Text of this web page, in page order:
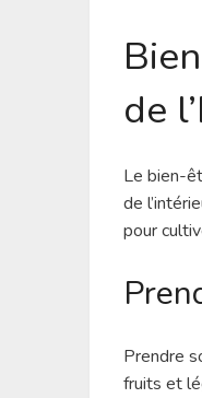
de
Le bien-
de
pour
Prendre
fruits et